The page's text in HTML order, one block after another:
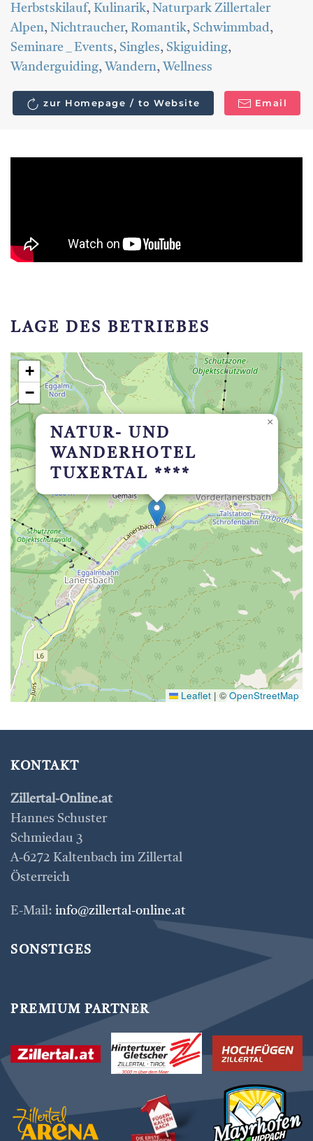
Herbstskilauf, Kulinarik, Naturpark Zillertaler
Alpen, Nichtraucher, Romantik, Schwimmbad,
Seminare _ Events, Singles, Skiguiding,
Wanderguiding, Wandern, Wellness
zur Homepage / to Website Email
LAGE DES BETRIEBES
NATUR- UND
WANDERHOTEL
TUXERTAL ****
×
+
−
Leaflet | © OpenStreetMap
KONTAKT
Zillertal-Online.at
Hannes Schuster
Schmiedau 3
A-6272 Kaltenbach im Zillertal
Österreich
E-Mail: info@zillertal-online.at
SONSTIGES
PREMIUM PARTNER